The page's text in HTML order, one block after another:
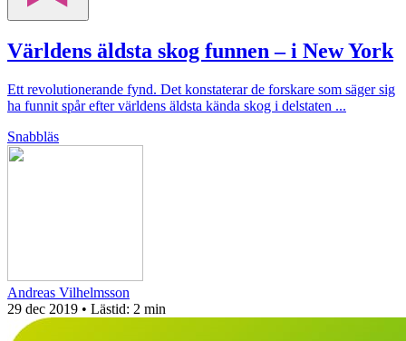
Världens äldsta skog funnen – i New York
Ett revolutionerande fynd. Det konstaterar de forskare som säger sig
ha funnit spår efter världens äldsta kända skog i delstaten ...
Snabbläs
Andreas Vilhelmsson
29 dec 2019 • Lästid: 2 min